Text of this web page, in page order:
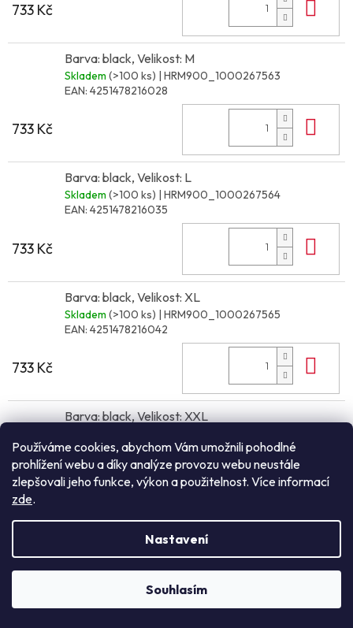
Používáme cookies, abychom Vám umožnili pohodlné
prohlížení webu a díky analýze provozu webu neustále
zlepšovali jeho funkce, výkon a použitelnost. Více informací
zde.
Nastavení
Souhlasím
733 Kč
Barva: black, Velikost: M
Skladem (>100 ks) | HRM900_1000267563
EAN: 4251478216028
733 Kč
Barva: black, Velikost: L
Skladem (>100 ks) | HRM900_1000267564
EAN: 4251478216035
733 Kč
Barva: black, Velikost: XL
Skladem (>100 ks) | HRM900_1000267565
EAN: 4251478216042
733 Kč
Barva: black, Velikost: XXL
EAN: 4251478216059
733 Kč Do
Barva: black, Velikost: 3XL
EAN:4251478216066
865 Kč Do
NEZÁVAZNÁ POPTÁVKA